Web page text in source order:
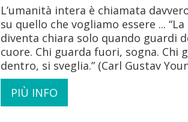
L’umanità intera è chiamata
su quello che vogliamo essere ...
diventa chiara solo quando guardi
cuore. Chi guarda fuori, sogna. Chi
dentro, si sveglia.” (Carl Gustav
PIÙ INFO